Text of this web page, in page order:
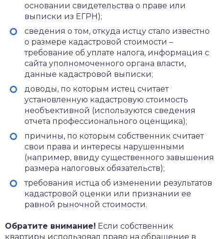
основании свидетельства о праве или
выписки из ЕГРН);
сведения о том, откуда истцу стало известно
о размере кадастровой стоимости –
требование об уплате налога, информация с
сайта уполномоченного органа власти,
данные кадастровой выписки;
доводы, по которым истец считает
установленную кадастровую стоимость
необъективной (используются сведения
отчета профессионального оценщика);
причины, по которым собственник считает
свои права и интересы нарушенными
(например, ввиду существенного завышения
размера налоговых обязательств);
требования истца об изменении результатов
кадастровой оценки или признании ее
равной рыночной стоимости.
Обратите внимание! Если собственник
квартиры использовал право на обращение в